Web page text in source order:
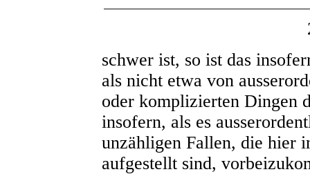
schwer ist, so ist das
als nicht etwa von
oder komplizierten Dingen
insofern, als es
unzähligen Fallen, die hier
aufgestellt sind,